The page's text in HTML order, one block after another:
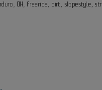
DH, freeride, dirt, slopestyle,